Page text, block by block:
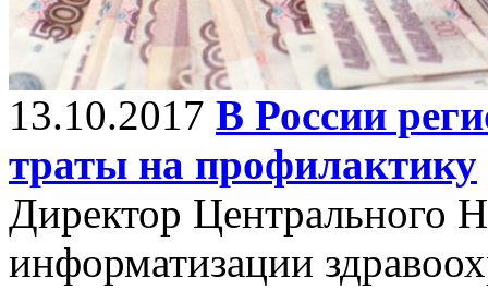
13.10.2017 В России
траты на профилактику
Директор Центрального
информатизации